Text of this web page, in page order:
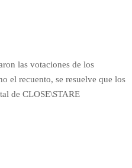
las votaciones de los
el recuento, se resuelve que los
de CLOSE\STARE